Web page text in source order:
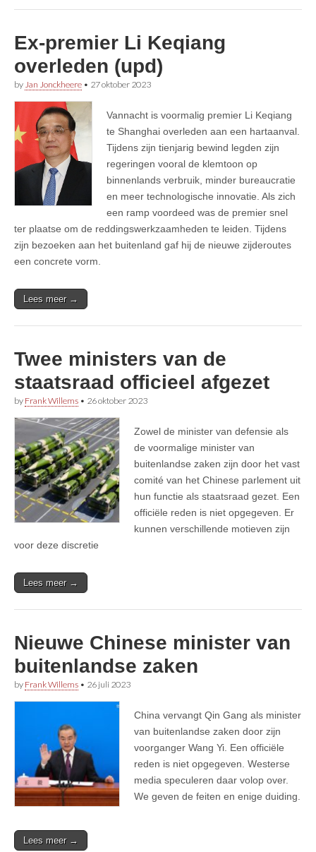
Ex-premier Li Keqiang
overleden (upd)
by Jan Jonckheere • 27 oktober 2023
Vannacht is voormalig premier Li Keqiang
te Shanghai overleden aan een hartaanval.
Tijdens zijn tienjarig bewind legden zijn
regeringen vooral de klemtoon op
binnenlands verbruik, minder bureaucratie
en meer technologische innovatie. Als zich
een ramp voordeed was de premier snel
ter plaatse om de reddingswerkzaamheden te leiden. Tijdens
zijn bezoeken aan het buitenland gaf hij de nieuwe zijderoutes
een concrete vorm.
Lees meer →
Twee ministers van de
staatsraad officieel afgezet
by Frank Willems • 26 oktober 2023
Zowel de minister van defensie als
de voormalige minister van
buitenlandse zaken zijn door het vast
comité van het Chinese parlement uit
hun functie als staatsraad gezet. Een
officiële reden is niet opgegeven. Er
kunnen verschillende motieven zijn
voor deze discretie
Lees meer →
Nieuwe Chinese minister van
buitenlandse zaken
by Frank Willems • 26 juli 2023
China vervangt Qin Gang als minister
van buitenlandse zaken door zijn
voorganger Wang Yi. Een officiële
reden is niet opgegeven. Westerse
media speculeren daar volop over.
We geven de feiten en enige duiding.
Lees meer →